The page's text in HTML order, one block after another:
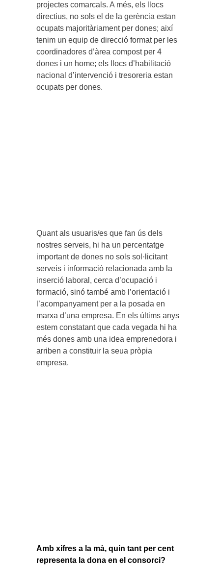
projectes comarcals. A més, els llocs
directius, no sols el de la gerència estan
ocupats majoritàriament per dones; així
tenim un equip de direcció format per les
coordinadores d’àrea compost per 4
dones i un home; els llocs d’habilitació
nacional d’intervenció i tresoreria estan
ocupats per dones.
Quant als usuaris/es que fan ús dels
nostres serveis, hi ha un percentatge
important de dones no sols sol·licitant
serveis i informació relacionada amb la
inserció laboral, cerca d’ocupació i
formació, sinó també amb l’orientació i
l’acompanyament per a la posada en
marxa d’una empresa. En els últims anys
estem constatant que cada vegada hi ha
més dones amb una idea emprenedora i
arriben a constituir la seua pròpia
empresa.
Amb xifres a la mà, quin tant per cent
representa la dona en el consorci?